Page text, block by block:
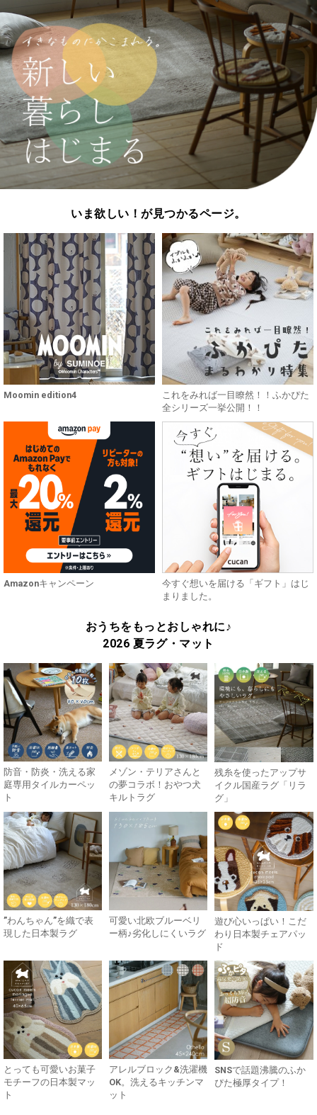
いま欲しい！が見つかるページ。
Moomin edition4
これをみれば一目瞭然！！ふかぴた
全シリーズ一挙公開！！
Amazonキャンペーン
今すぐ想いを届ける「ギフト」はじ
まりました。
おうちをもっとおしゃれに♪
2026 夏ラグ・マット
防音・防炎・洗える家
庭専用タイルカーペッ
ト
メゾン・テリアさんと
の夢コラボ！おやつ犬
キルトラグ
残糸を使ったアップサ
イクル国産ラグ「リラ
グ」
”わんちゃん”を織で表
現した日本製ラグ
可愛い北欧ブルーベリ
ー柄♪劣化しにくいラグ
遊び心いっぱい！こだ
わり日本製チェアパッ
ド
とっても可愛いお菓子
モチーフの日本製マッ
ト
アレルブロック&洗濯機
OK。洗えるキッチンマ
ット
SNSで話題沸騰のふか
ぴた極厚タイプ！